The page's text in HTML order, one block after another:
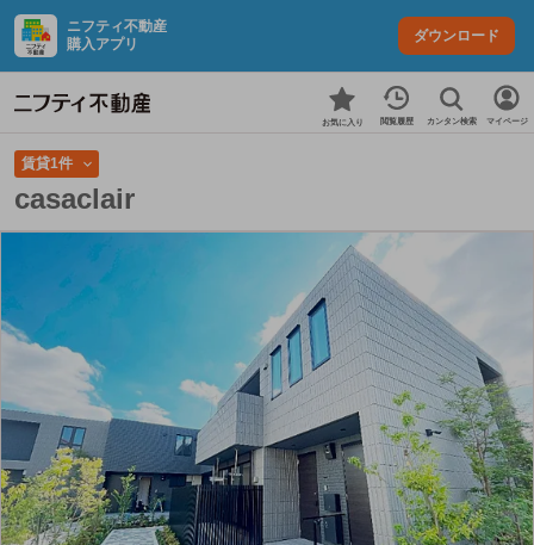
ニフティ不動産
購入アプリ
ダウンロード
お気に入り 閲覧履歴 カンタン検索 マイページ
賃貸1件
casaclair